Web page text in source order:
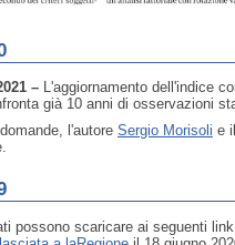
– L'aggiornamento dell'indice
già 10 anni di osservazioni
l'autore Sergio Morisoli e
possono scaricare ai seguenti